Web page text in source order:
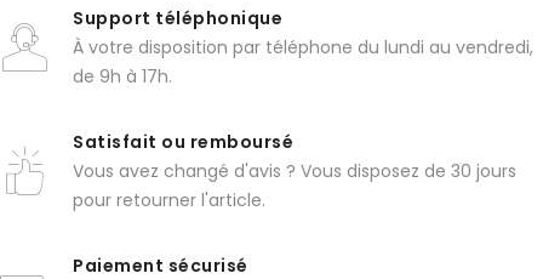
Support téléphonique
À votre disposition par téléphone du lundi au vendredi,
de 9h à 17h.
Satisfait ou remboursé
Vous avez changé d'avis ? Vous disposez de 30 jours
pour retourner l'article.
Paiement sécurisé